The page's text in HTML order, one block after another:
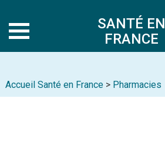
SANTÉ EN
FRANCE
Accueil Santé en France > Pharmacies